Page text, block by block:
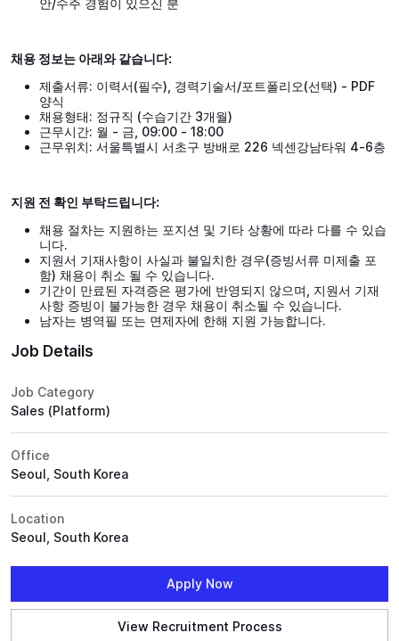
안/수주 경험이 있으신 분
채용 정보는 아래와 같습니다:
제출서류: 이력서(필수), 경력기술서/포트폴리오(선택) - PDF
양식
채용형태: 정규직 (수습기간 3개월)
근무시간: 월 - 금, 09:00 - 18:00
근무위치: 서울특별시 서초구 방배로 226 넥센강남타워 4-6층
지원 전 확인 부탁드립니다:
채용 절차는 지원하는 포지션 및 기타 상황에 따라 다를 수 있습
니다.
지원서 기재사항이 사실과 불일치한 경우(증빙서류 미제출 포
함) 채용이 취소 될 수 있습니다.
기간이 만료된 자격증은 평가에 반영되지 않으며, 지원서 기재
사항 증빙이 불가능한 경우 채용이 취소될 수 있습니다.
남자는 병역필 또는 면제자에 한해 지원 가능합니다.
Job Details
Job Category
Sales (Platform)
Office
Seoul, South Korea
Location
Seoul, South Korea
Apply Now
View Recruitment Process